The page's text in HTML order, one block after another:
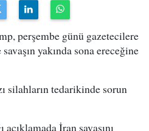
perşembe günü gazetecilere
yakında sona ereceğine
silahların tedarikinde sorun
İran savaşını